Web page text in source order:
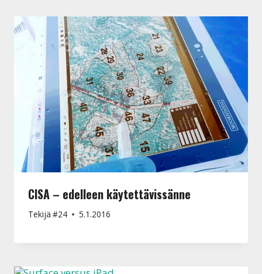
CISA – edelleen käytettävissänne
Tekijä #24 5.1.2016